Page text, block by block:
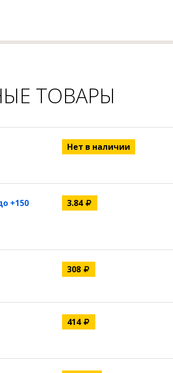
ТОВАРЫ
Нет в наличии
+150 3.84
308
414